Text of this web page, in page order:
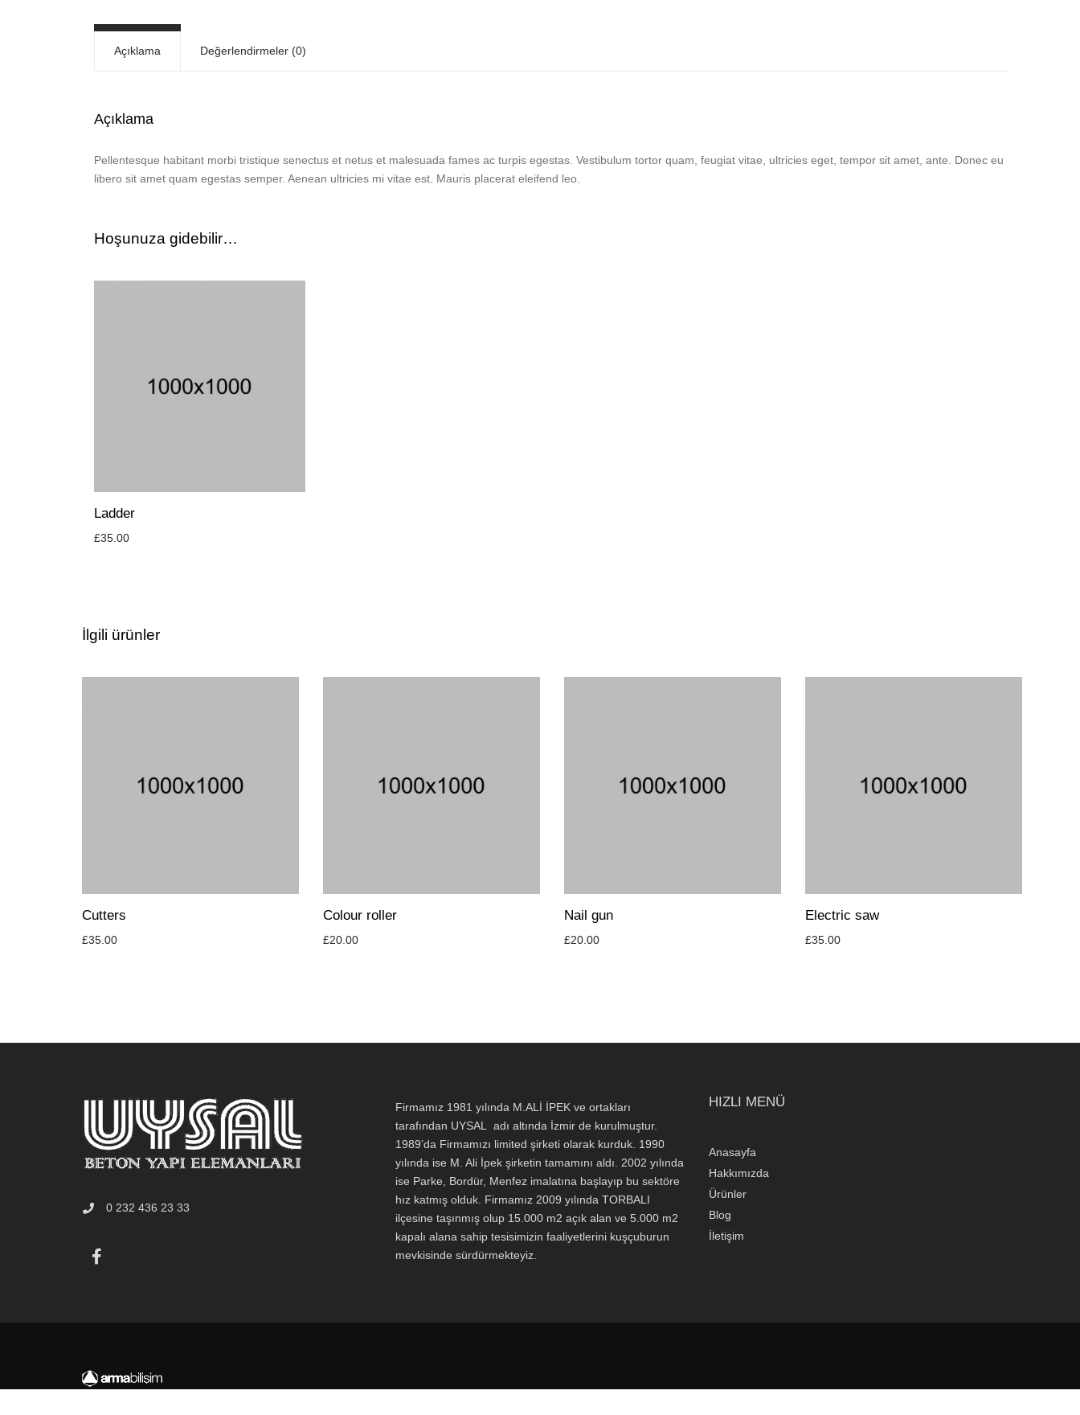
Açıklama Değerlendirmeler (0)
Açıklama
Pellentesque habitant morbi tristique senectus et netus et malesuada fames ac turpis egestas. Vestibulum tortor quam, feugiat vitae, ultricies eget, tempor sit amet, ante. Donec eu
libero sit amet quam egestas semper. Aenean ultricies mi vitae est. Mauris placerat eleifend leo.
Hoşunuza gidebilir…
Ladder
£35.00
İlgili ürünler
Cutters
£35.00
Colour roller
£20.00
Nail gun
£20.00
Electric saw
£35.00
0 232 436 23 33
Firmamız 1981 yılında M.ALİ İPEK ve ortakları
tarafından UYSAL adı altında İzmir de kurulmuştur.
1989’da Firmamızı limited şirketi olarak kurduk. 1990
yılında ise M. Ali İpek şirketin tamamını aldı. 2002 yılında
ise Parke, Bordür, Menfez imalatına başlayıp bu sektöre
hız katmış olduk. Firmamız 2009 yılında TORBALI
ilçesine taşınmış olup 15.000 m2 açık alan ve 5.000 m2
kapalı alana sahip tesisimizin faaliyetlerini kuşçuburun
mevkisinde sürdürmekteyiz.
HIZLI MENÜ
Anasayfa
Hakkımızda
Ürünler
Blog
İletişim